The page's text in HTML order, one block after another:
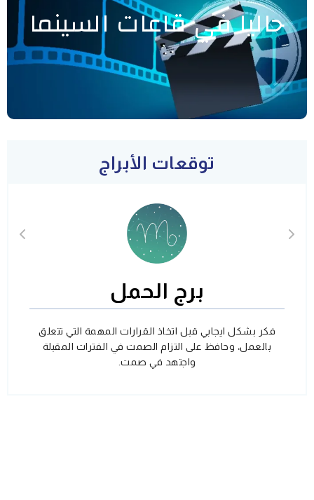
حاليا في قاعات السينما
توقعات الأبراج
برج الحمل
فكر بشكل ايجابي قبل اتخاذ القرارات المهمة التي تتعلق
بالعمل، وحافظ على التزام الصمت في الفترات المقبلة
واجتهد في صمت.